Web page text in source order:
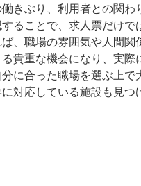
きぶり、利用者との関
ることで、求人票だけ
、職場の雰囲気や人間
貴重な機会になり、実
に合った職場を選ぶ上
対応している施設も見つ